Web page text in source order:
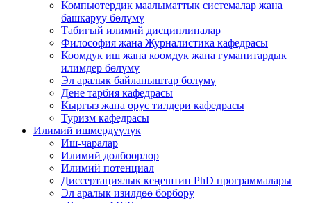
Компьютердик маалыматтык системалар жана
башкаруу бөлүмү
Табигый илимий дисциплиналар
Философия жана Журналистика кафедрасы
Коомдук иш жана коомдук жана гуманитардык
илимдер бөлүмү
Эл аралык байланыштар бөлүмү
Дене тарбия кафедрасы
Кыргыз жана орус тилдери кафедрасы
Туризм кафедрасы
Илимий ишмердүүлүк
Иш-чаралар
Илимий долбоорлор
Илимий потенциал
Диссертациялык кеңештин PhD программалары
Эл аралык изилдөө борбору